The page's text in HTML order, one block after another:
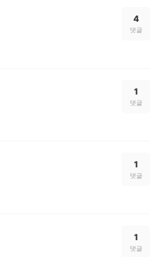
4
댓글
1
댓글
1
댓글
1
댓글